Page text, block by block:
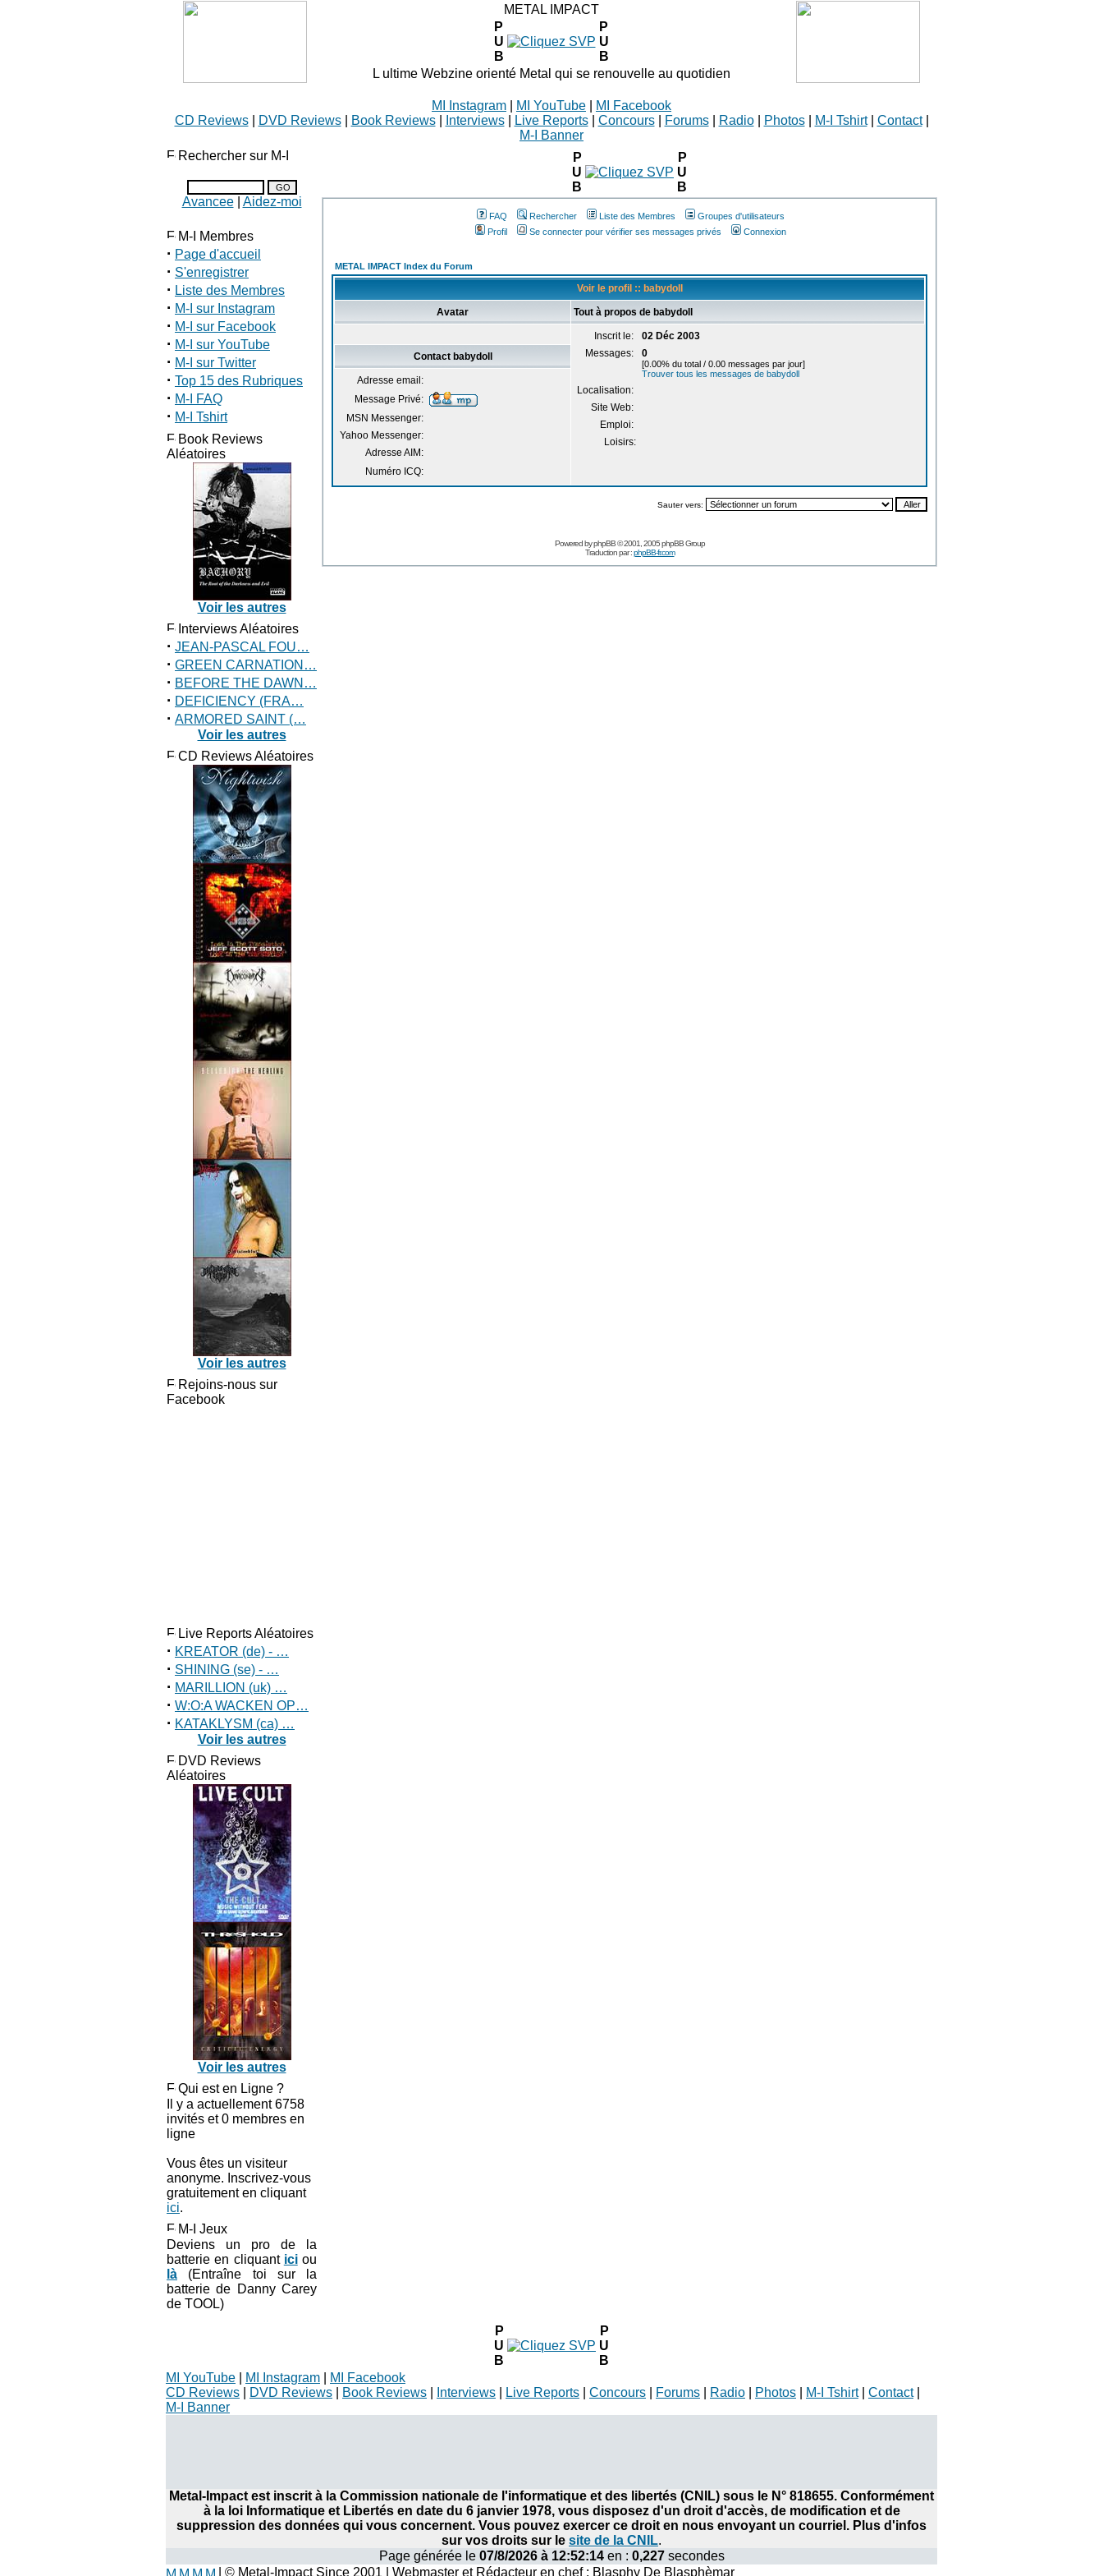
METAL IMPACT
P
U
B
P
U
B
L ultime Webzine orienté Metal qui se renouvelle au quotidien
MI Instagram MI YouTube
MI Facebook
CD Reviews| DVD Reviews| Book Reviews| Interviews| Live Reports| Concours| Forums| Radio| Photos| M-I Tshirt| Contact|
M-I Banner
Rechercher sur M-I
Avancee| Aidez-moi
M-I Membres
· Page d'accueil
· S'enregistrer
· Liste des Membres
· M-I sur Instagram
· M-I sur Facebook
· M-I sur YouTube
· M-I sur Twitter
· Top 15 des Rubriques
· M-I FAQ
· M-I Tshirt
Book Reviews
Aléatoires
Voir les autres
Interviews Aléatoires
· JEAN-PASCAL FOU…
· GREEN CARNATION…
· BEFORE THE DAWN…
· DEFICIENCY (FRA…
· ARMORED SAINT (…
Voir les autres
CD Reviews Aléatoires
Voir les autres
Rejoins-nous sur
Facebook
Live Reports Aléatoires
· KREATOR (de) - …
· SHINING (se) - …
· MARILLION (uk) …
· W:O:A WACKEN OP…
· KATAKLYSM (ca) …
Voir les autres
DVD Reviews
Aléatoires
Voir les autres
Qui est en Ligne ?
Il y a actuellement 6758
invités et 0 membres en
ligne
Vous êtes un visiteur
anonyme. Inscrivez-vous
gratuitement en cliquant
ici.
M-I Jeux
Deviens un pro de la
batterie en cliquant iciou
là (Entraîne toi sur la
batterie de Danny Carey
de TOOL)
P
U
B
P
U
B
FAQ Rechercher Liste des Membres
Groupes d'utilisateurs
Profil
Se connecter pour vérifier ses messages privés Connexion
METAL IMPACT Index du Forum
Voir le profil :: babydoll
Avatar Tout à propos de babydoll
Inscrit le:
02 Déc 2003
Messages:
0
[0.00% du total / 0.00 messages par jour]
Trouver tous les messages de babydoll
Localisation:
Site Web:
Emploi:
Loisirs:
Contact babydoll
Adresse email:
Message Privé:
MSN Messenger:
Yahoo Messenger:
Adresse AIM:
Numéro ICQ:
Sauter vers:
Powered byphpBB© 2001, 2005 phpBB Group
Traduction par :phpBB-fr.com
P
U
B
P
U
B
MI YouTube
MI Instagram
MI Facebook
CD Reviews
DVD Reviews Book Reviews Interviews Live Reports Concours Forums Radio Photos M-I Tshirt| Contact|
M-I Banner
Metal-Impact est inscrit à la Commission nationale de l'informatique et des libertés (CNIL) sous le N° 818655. Conformément
à la loi Informatique et Libertés en date du 6 janvier 1978, vous disposez d'un droit d'accès, de modification et de
suppression des données qui vous concernent. Vous pouvez exercer ce droit en nous envoyant un courriel. Plus d'infos
sur vos droits sur le site de la CNIL.
Page générée le 07/8/2026 à 12:52:14en : 0,227secondes
| © Metal-Impact Since 2001 | Webmaster et Rédacteur en chef : Blasphy De Blasphèmar